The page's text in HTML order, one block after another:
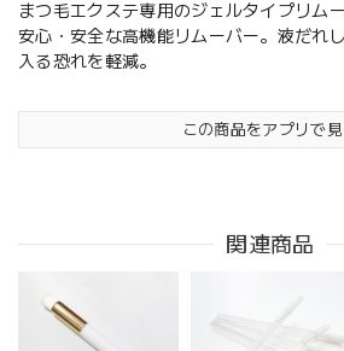
まつ毛エクステ専用のジェルタイプリムー
安心・安全な高機能リムーバー。液だれ
入る恐れを軽減。
この商品をアプリで見
関連商品